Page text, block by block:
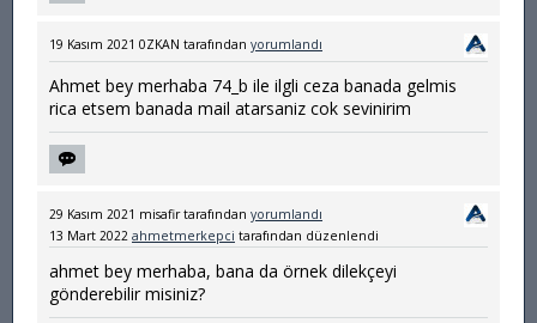
19 Kasım 2021 0ZKAN tarafından yorumlandı
Ahmet bey merhaba 74_b ile ilgli ceza banada gelmis
rica etsem banada mail atarsaniz cok sevinirim
29 Kasım 2021 misafir tarafından yorumlandı
13 Mart 2022 ahmetmerkepci tarafından düzenlendi
ahmet bey merhaba, bana da örnek dilekçeyi
gönderebilir misiniz?